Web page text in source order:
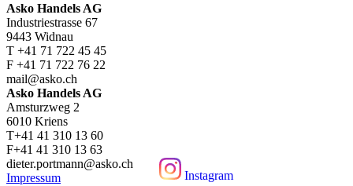
Instagram
Asko Handels AG
Industriestrasse 67
9443 Widnau
T +41 71 722 45 45
F +41 71 722 76 22
mail@asko.ch
Asko Handels AG
Amsturzweg 2
6010 Kriens
T+41 41 310 13 60
F+41 41 310 13 63
dieter.portmann@asko.ch
Impressum